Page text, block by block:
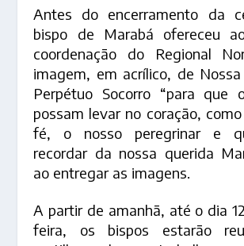
Antes do encerramento da
bispo de Marabá ofereceu
coordenação do Regional
imagem, em acrílico, de
Perpétuo Socorro “para que
possam levar no coração,
fé, o nosso peregrinar e
recordar da nossa querida
ao entregar as imagens.
A partir de amanhã, até o dia
feira, os bispos estarão